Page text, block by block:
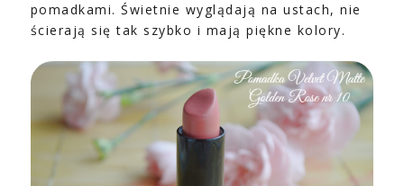
pomadkami. Świetnie wyglądają na ustach, nie
ścierają się tak szybko i mają piękne kolory.